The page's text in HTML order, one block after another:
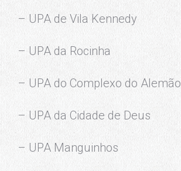
– UPA de Vila Kennedy
– UPA da Rocinha
– UPA do Complexo do Alemão
– UPA da Cidade de Deus
– UPA Manguinhos